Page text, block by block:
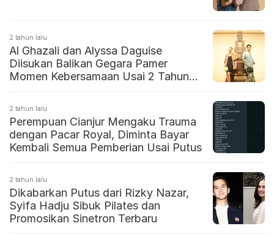
2 tahun lalu
Al Ghazali dan Alyssa Daguise
Diisukan Balikan Gegara Pamer
Momen Kebersamaan Usai 2 Tahun
2 tahun lalu
Perempuan Cianjur Mengaku Trauma
dengan Pacar Royal, Diminta Bayar
Kembali Semua Pemberian Usai Putus
2 tahun lalu
Dikabarkan Putus dari Rizky Nazar,
Syifa Hadju Sibuk Pilates dan
Promosikan Sinetron Terbaru